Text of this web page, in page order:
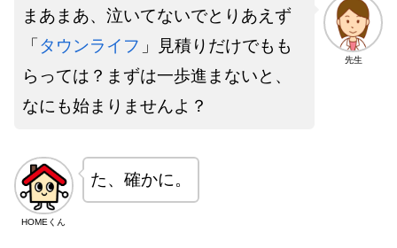
先生
まあまあ、泣いてないでとりあえず
「 タウンライフ 」見積りだけでもも
らっては？まずは一歩進まないと、
なにも始まりませんよ？
HOMEくん
た、確かに。